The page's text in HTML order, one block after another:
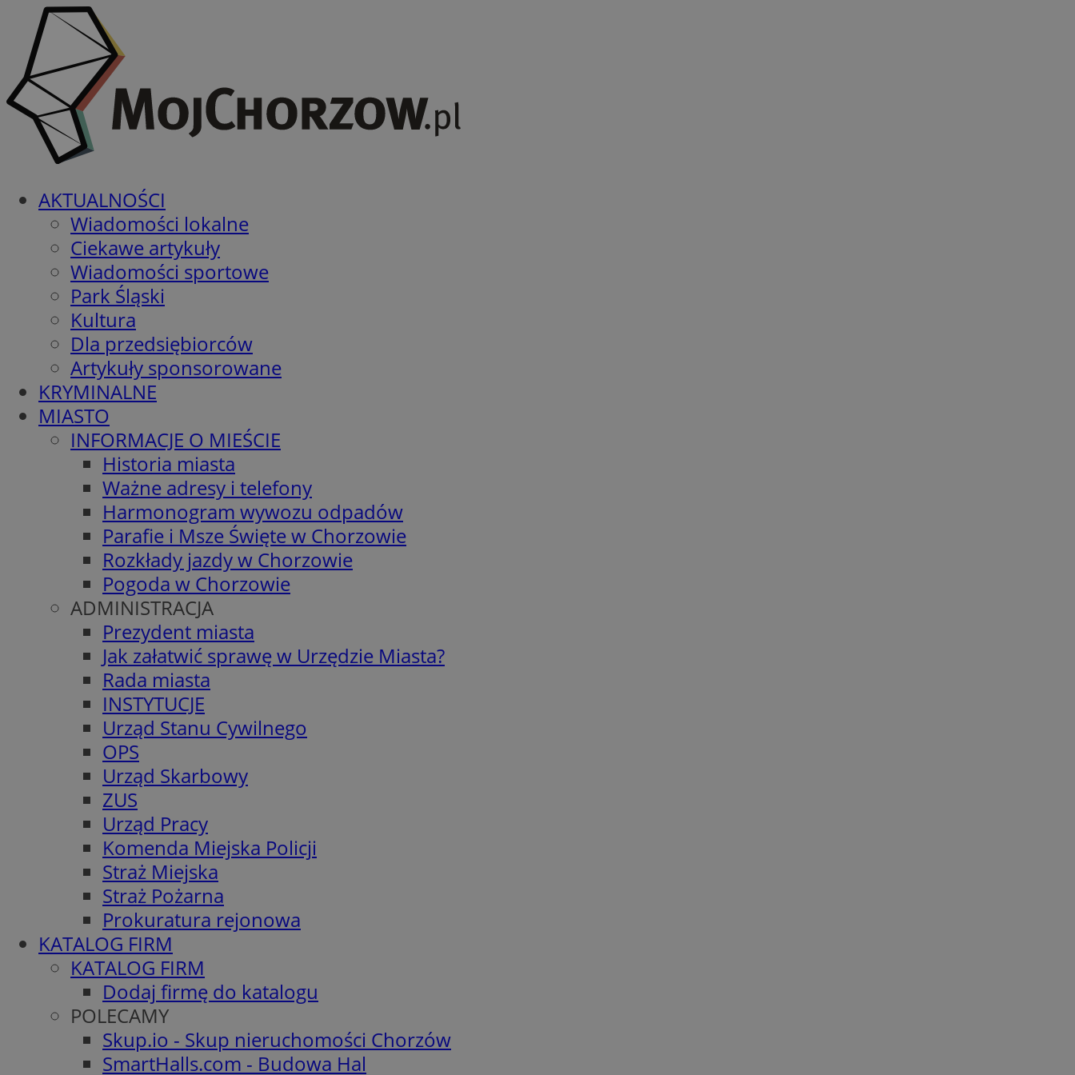
AKTUALNOŚCI
Wiadomości lokalne
Ciekawe artykuły
Wiadomości sportowe
Park Śląski
Kultura
Dla przedsiębiorców
Artykuły sponsorowane
KRYMINALNE
MIASTO
INFORMACJE O MIEŚCIE
Historia miasta
Ważne adresy i telefony
Harmonogram wywozu odpadów
Parafie i Msze Święte w Chorzowie
Rozkłady jazdy w Chorzowie
Pogoda w Chorzowie
ADMINISTRACJA
Prezydent miasta
Jak załatwić sprawę w Urzędzie Miasta?
Rada miasta
INSTYTUCJE
Urząd Stanu Cywilnego
OPS
Urząd Skarbowy
ZUS
Urząd Pracy
Komenda Miejska Policji
Straż Miejska
Straż Pożarna
Prokuratura rejonowa
KATALOG FIRM
KATALOG FIRM
Dodaj firmę do katalogu
POLECAMY
Skup.io - Skup nieruchomości Chorzów
SmartHalls.com - Budowa Hal